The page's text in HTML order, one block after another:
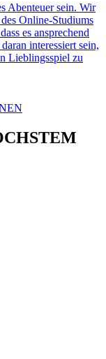
Abenteuer sein. Wir
Online-Studiums
es ansprechend
interessiert sein,
Lieblingsspiel zu